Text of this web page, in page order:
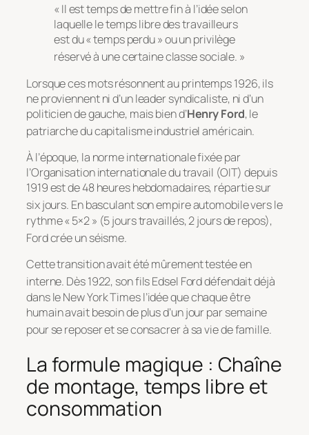
« Il est temps de mettre fin à l’idée selon
laquelle le temps libre des travailleurs
est du « temps perdu » ou un privilège
réservé à une certaine classe sociale. »
Lorsque ces mots résonnent au printemps 1926, ils
ne proviennent ni d’un leader syndicaliste, ni d’un
politicien de gauche, mais bien d’Henry Ford, le
patriarche du capitalisme industriel américain.
À l’époque, la norme internationale fixée par
l’Organisation internationale du travail (OIT) depuis
1919 est de 48 heures hebdomadaires, répartie sur
six jours. En basculant son empire automobile vers le
rythme « 5×2 » (5 jours travaillés, 2 jours de repos),
Ford crée un séisme.
Cette transition avait été mûrement testée en
interne. Dès 1922, son fils Edsel Ford défendait déjà
dans leNew York Timesl’idée que chaque être
humain avait besoin de plus d’un jour par semaine
pour se reposer et se consacrer à sa vie de famille.
La formule magique : Chaîne
de montage, temps libre et
consommation